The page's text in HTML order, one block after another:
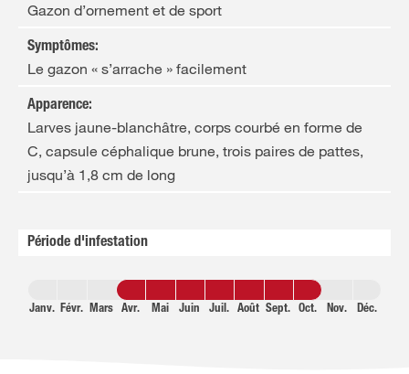
Gazon d’ornement et de sport
Symptômes:
Le gazon « s’arrache » facilement
Apparence:
Larves jaune-blanchâtre, corps courbé en forme de
C, capsule céphalique brune, trois paires de pattes,
jusqu’à 1,8 cm de long
Période d'infestation
Janv. Févr. Mars Avr. Mai Juin Juil. Août Sept. Oct. Nov. Déc.